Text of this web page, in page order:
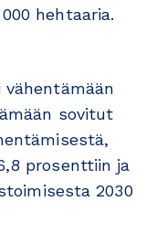
hehtaaria.
vähentämään
sovitut
prosenttiin ja
2030